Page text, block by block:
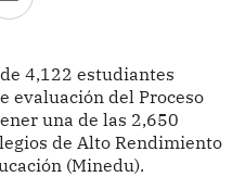
4,122 estudiantes
evaluación del Proceso
una de las 2,650
de Alto Rendimiento
(Minedu).